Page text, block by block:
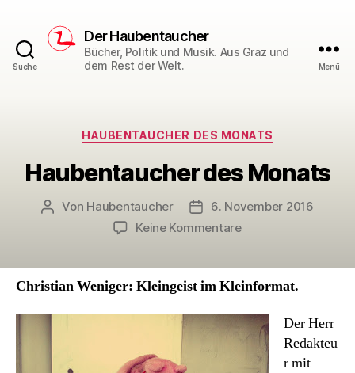
Suche
Der Haubentaucher
Bücher, Politik und Musik. Aus Graz und
dem Rest der Welt.
Menü
Kategorien
HAUBENTAUCHER DES MONATS
Haubentaucher des Monats
Beitragsautor
Von Haubentaucher Veröffentlichungsdatum
6. November 2016
Keine Kommentarezu
Monats
Christian Weniger: Kleingeist im Kleinformat.
Der Herr
Redakteu
r mit